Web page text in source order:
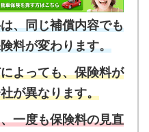
、同じ補償内容でも
料が変わります。
よっても、保険料が
が異なります。
一度も保険料の見直